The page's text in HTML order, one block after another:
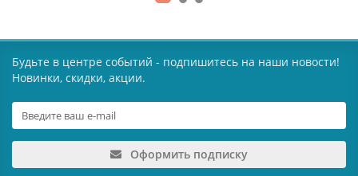
Будьте в центре событий - подпишитесь на наши новости!
Новинки, скидки, акции.
Оформить подписку